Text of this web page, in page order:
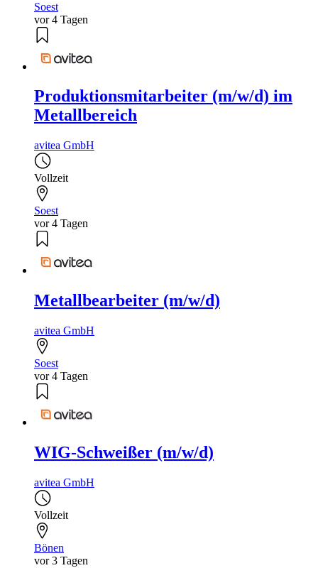
Soest
vor 4 Tagen
Produktionsmitarbeiter (m/w/d) im
Metallbereich
avitea GmbH
Vollzeit
Soest
vor 4 Tagen
Metallbearbeiter (m/w/d)
avitea GmbH
Soest
vor 4 Tagen
WIG-Schweißer (m/w/d)
avitea GmbH
Vollzeit
Bönen
vor 3 Tagen